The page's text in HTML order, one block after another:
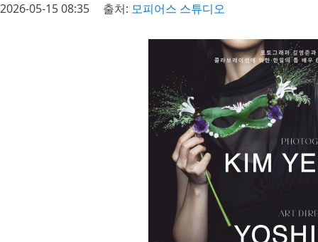
2026-05-15 08:35 출처: 모피어스 스튜디오